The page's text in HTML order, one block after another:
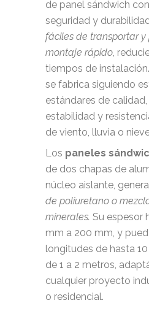
de panel sándwich
seguridad y
fáciles de transportar y
montaje rápido,
tiempos de
se fabrica siguiendo
estándares de
estabilidad y
de viento, lluvia o
Los paneles
de dos chapas de
núcleo aislante,
de poliuretano o
minerales. Su espesor
mm a 200 mm, y
longitudes de hasta
de 1 a 2 metros,
cualquier proyecto
o residencial.